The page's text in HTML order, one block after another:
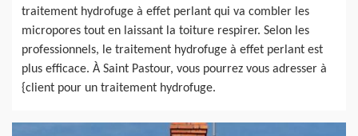
traitement hydrofuge à effet perlant qui va combler les
micropores tout en laissant la toiture respirer. Selon les
professionnels, le traitement hydrofuge à effet perlant est
plus efficace. À Saint Pastour, vous pourrez vous adresser à
{client pour un traitement hydrofuge.